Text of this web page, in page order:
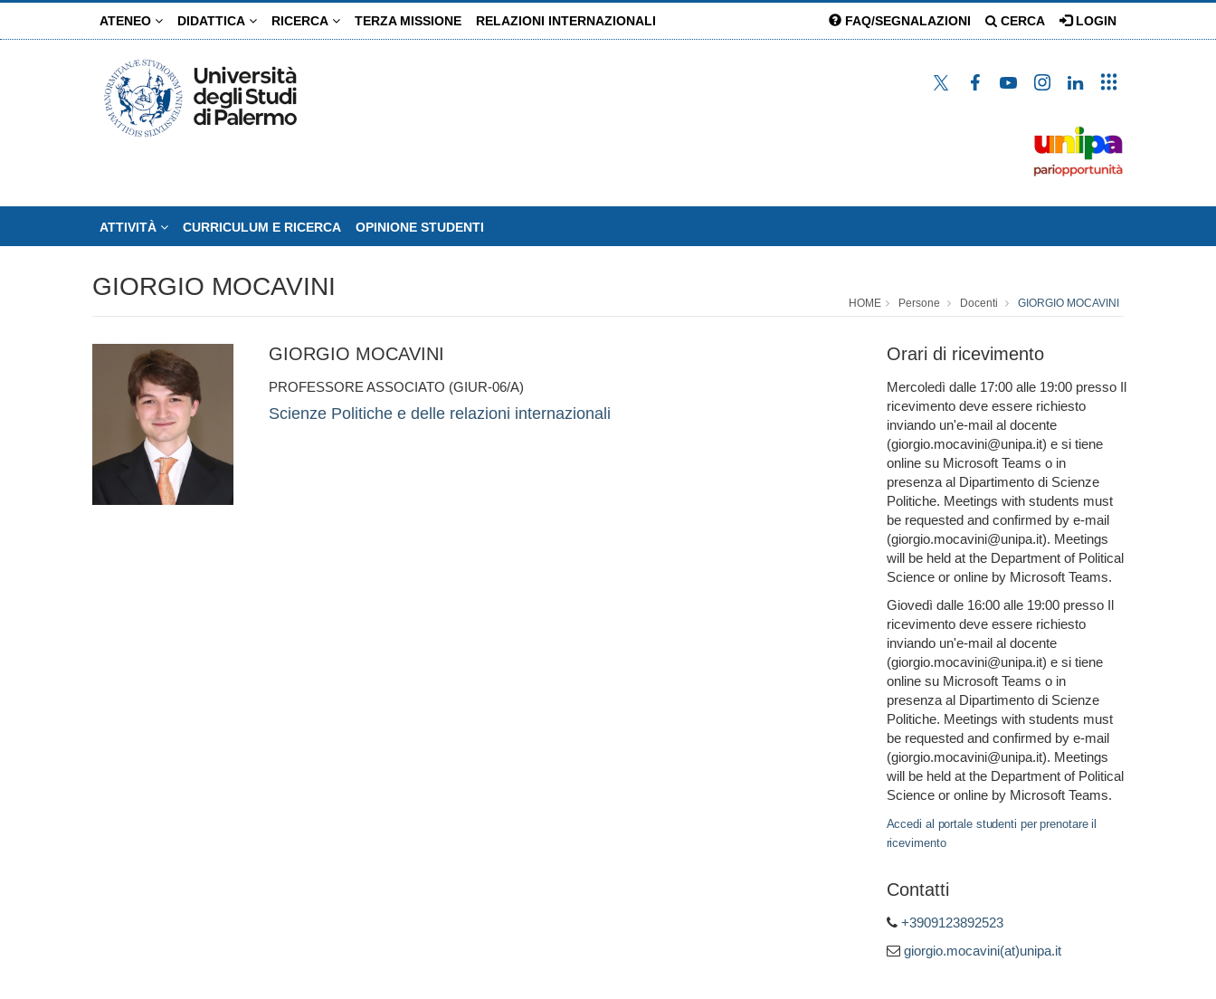
ATENEO DIDATTICA RICERCA TERZA MISSIONE RELAZIONI INTERNAZIONALI FAQ/SEGNALAZIONI CERCA LOGIN
ATTIVITÀ CURRICULUM E RICERCA OPINIONE STUDENTI
GIORGIO MOCAVINI
HOME Persone Docenti GIORGIO MOCAVINI
GIORGIO MOCAVINI
PROFESSORE ASSOCIATO (GIUR-06/A)
Scienze Politiche e delle relazioni internazionali
Orari di ricevimento
Mercoledì dalle 17:00 alle 19:00 presso Il
ricevimento deve essere richiesto
inviando un'e-mail al docente
(giorgio.mocavini@unipa.it) e si tiene
online su Microsoft Teams o in
presenza al Dipartimento di Scienze
Politiche. Meetings with students must
be requested and confirmed by e-mail
(giorgio.mocavini@unipa.it). Meetings
will be held at the Department of Political
Science or online by Microsoft Teams.
Giovedì dalle 16:00 alle 19:00 presso Il
ricevimento deve essere richiesto
inviando un'e-mail al docente
(giorgio.mocavini@unipa.it) e si tiene
online su Microsoft Teams o in
presenza al Dipartimento di Scienze
Politiche. Meetings with students must
be requested and confirmed by e-mail
(giorgio.mocavini@unipa.it). Meetings
will be held at the Department of Political
Science or online by Microsoft Teams.
Accedi al portale studenti per prenotare il
ricevimento
Contatti
+3909123892523
giorgio.mocavini(at)unipa.it